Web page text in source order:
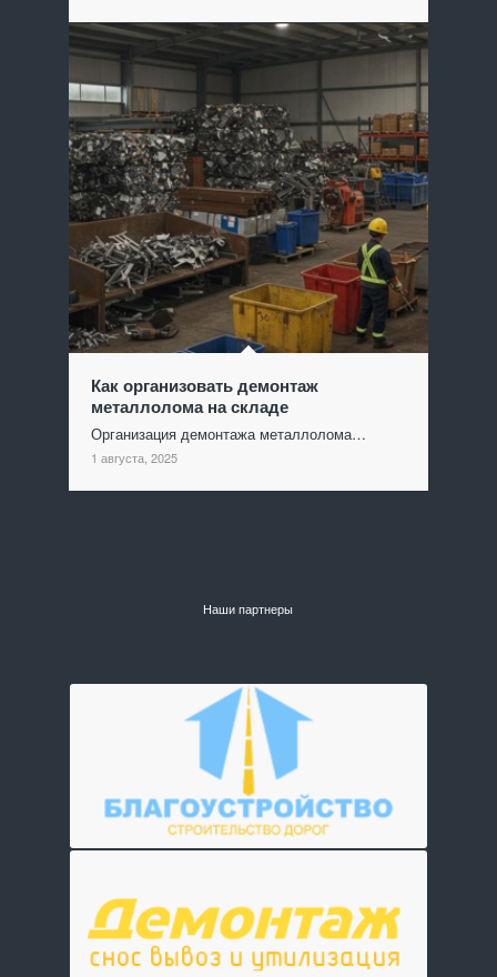
Как организовать демонтаж
металлолома на складе
Организация демонтажа металлолома…
1 августа, 2025
Наши партнеры